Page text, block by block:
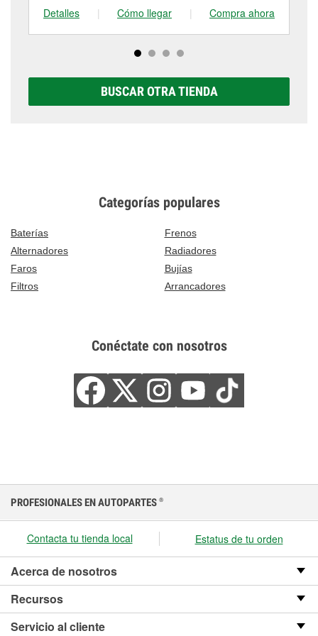
Detalles
| Cómo llegar | Compra ahora
BUSCAR OTRA TIENDA
Categorías populares
Baterías
Frenos
Alternadores
Radiadores
Faros
Bujías
Filtros
Arrancadores
Conéctate con nosotros
PROFESIONALES EN AUTOPARTES ®
Contacta tu tienda local Estatus de tu orden
Acerca de nosotros
Recursos
Servicio al cliente